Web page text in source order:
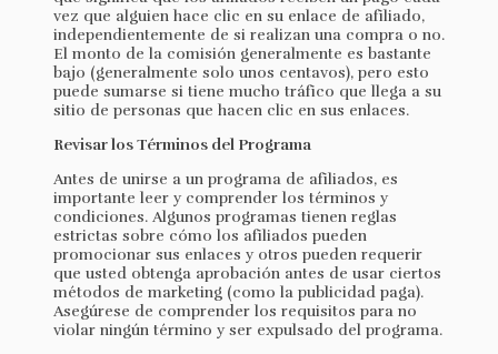
vez que alguien hace clic en su enlace de afiliado,
independientemente de si realizan una compra o no.
El monto de la comisión generalmente es bastante
bajo (generalmente solo unos centavos), pero esto
puede sumarse si tiene mucho tráfico que llega a su
sitio de personas que hacen clic en sus enlaces.
Revisar los Términos del Programa
Antes de unirse a un programa de afiliados, es
importante leer y comprender los términos y
condiciones. Algunos programas tienen reglas
estrictas sobre cómo los afiliados pueden
promocionar sus enlaces y otros pueden requerir
que usted obtenga aprobación antes de usar ciertos
métodos de marketing (como la publicidad paga).
Asegúrese de comprender los requisitos para no
violar ningún término y ser expulsado del programa.